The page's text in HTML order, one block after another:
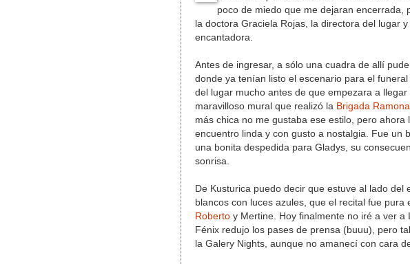
poco de miedo que me dejaran encerrada,
la doctora Graciela Rojas, la directora del lugar
encantadora.
Antes de ingresar, a sólo una cuadra de allí
donde ya tenían listo el escenario para el
del lugar mucho antes de que empezara a
maravilloso mural que realizó la Brigada
más chica no me gustaba ese estilo, pero ahora
encuentro linda y con gusto a nostalgia. Fue un
una bonita despedida para Gladys, su
sonrisa.
De Kusturica puedo decir que estuve al lado del
blancos con luces azules, que el recital fue
Roberto y Mertine. Hoy finalmente no iré a ver a
Fénix redujo los pases de prensa (buuu), pero
la Galery Nights, aunque no amanecí con cara